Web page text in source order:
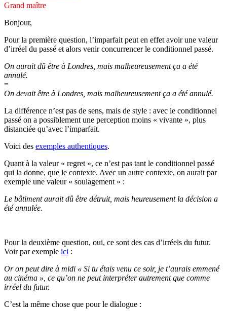
Grand maître
Bonjour,
Pour la première question, l’imparfait peut en effet avoir une valeur
d’irréel du passé et alors venir concurrencer le conditionnel passé.
On aurait dû être à Londres, mais malheureusement ça a été
annulé.
=
On devait être à Londres, mais malheureusement ça a été annulé.
La différence n’est pas de sens, mais de style : avec le conditionnel
passé on a possiblement une perception moins « vivante », plus
distanciée qu’avec l’imparfait.
Voici des exemples authentiques.
Quant à la valeur « regret », ce n’est pas tant le conditionnel passé
qui la donne, que le contexte. Avec un autre contexte, on aurait par
exemple une valeur « soulagement » :
Le bâtiment aurait dû être détruit, mais heureusement la décision a
été annulée.
Pour la deuxième question, oui, ce sont des cas d’irréels du futur.
Voir par exemple ici :
Or on peut dire à midi « Si tu étais venu ce soir, je t’aurais emmené
au cinéma », ce qu’on ne peut interpréter autrement que comme
irréel du futur.
C’est la même chose que pour le dialogue :